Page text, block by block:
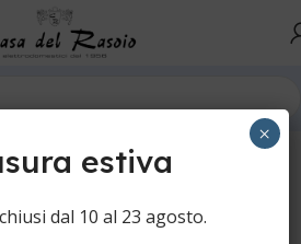
estiva
dal 10 al 23 agosto.
×